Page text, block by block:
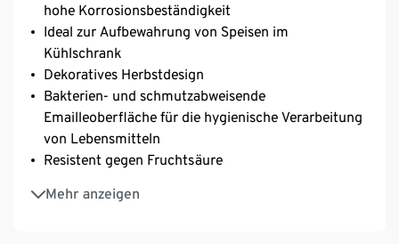
hohe Korrosionsbeständigkeit
Ideal zur Aufbewahrung von Speisen im
Kühlschrank
Dekoratives Herbstdesign
Bakterien- und schmutzabweisende
Emailleoberfläche für die hygienische Verarbeitung
von Lebensmitteln
Resistent gegen Fruchtsäure
Mehr anzeigen
Schüssel hitzebeständig bis 400 °C